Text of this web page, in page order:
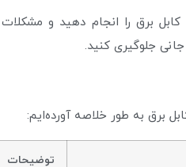
کابل برق را انجام دهید و
جلوگیری کنید.
برق به طور خلاصه آورده‌ایم:
توضیحات